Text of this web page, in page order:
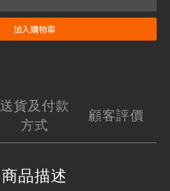
加入購物車
送貨及付款
方式
顧客評價
商品描述